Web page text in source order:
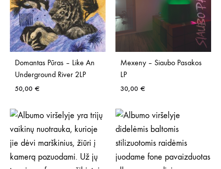
Domantas Pūras – Like An
Underground River 2LP
50,00 €
Mexeny – Siaubo Pasakos
LP
30,00 €